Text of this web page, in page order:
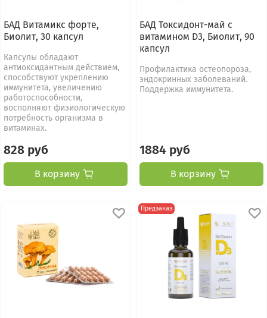
БАД Витамикс форте,
Биолит, 30 капсул
Капсулы обладают
антиоксидантным действием,
способствуют укреплению
иммунитета, увеличению
работоспособности,
восполняют физиологическую
потребность организма в
витаминах.
828 руб
В корзину
БАД Токсидонт-май с
витамином D3, Биолит, 90
капсул
Профилактика остеопороза,
эндокринных заболеваний.
Поддержка иммунитета.
1884 руб
В корзину
Предзаказ